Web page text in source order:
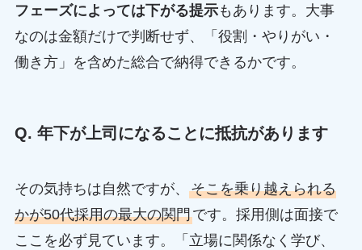
フェーズによっては下がる提示もあります。大事
なのは金額だけで判断せず、「役割・やりがい・
働き方」を含めた総合で納得できるかです。
Q. 年下が上司になることに抵抗があります
その気持ちは自然ですが、 そこを乗り越えられる
かが50代採用の最大の関門です。採用側は面接で
ここを必ず見ています。「立場に関係なく学び、